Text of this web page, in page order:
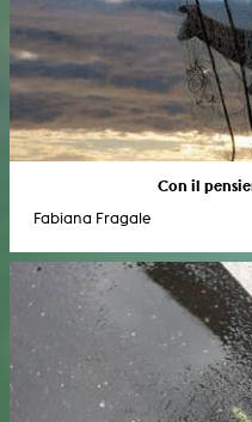
Con il
Fabiana Fragale